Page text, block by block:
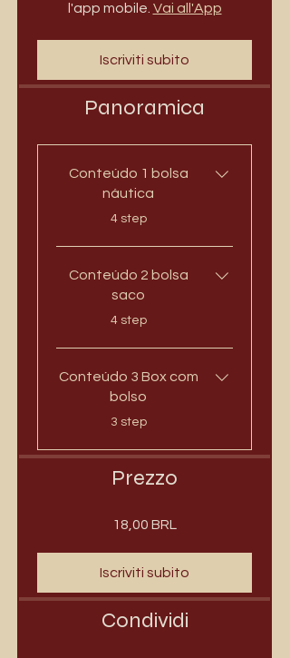
l'app mobile. Vai all'App
Iscriviti subito
Panoramica
Conteúdo 1 bolsa
náutica
.
4 step
Conteúdo 2 bolsa
saco
.
4 step
Conteúdo 3 Box com
bolso
.
3 step
Prezzo
18,00 BRL
Iscriviti subito
Condividi